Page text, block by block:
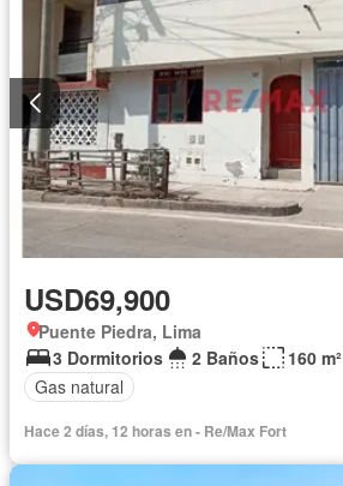
USD69,900
Puente Piedra, Lima
3 Dormitorios
2 Baños
160 m²
Gas natural
Hace 2 días, 12 horas en - Re/Max Fort